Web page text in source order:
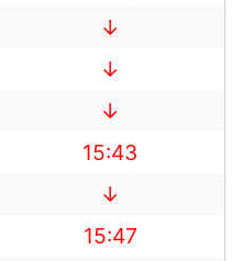
↓
↓
↓
15:43
↓
15:47